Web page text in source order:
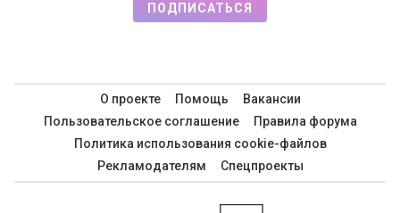
ПОДПИСАТЬСЯ
О проекте Помощь
Вакансии
Пользовательское соглашение
Правила форума
Политика использования cookie-файлов
Рекламодателям
Спецпроекты